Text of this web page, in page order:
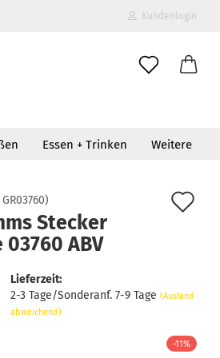
Kundenlogin
Essen + Trinken Weitere
GR03760)
Stecker
03760 ABV
Lieferzeit:
2-3 Tage/Sonderanf. 7-9 Tage (Ausland
abweichend)
-11%